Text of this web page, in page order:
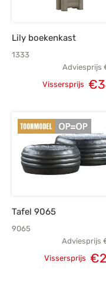
Lily boekenkast
1333
Adviesprijs
prijs
Vissersprijs €
Tafel 9065
9065
Adviesprijs
Vissersprijs €